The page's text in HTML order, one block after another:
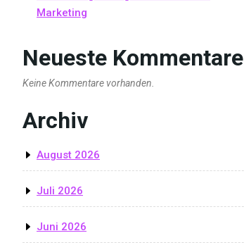
Marketing
Neueste Kommentare
Keine Kommentare vorhanden.
Archiv
August 2026
Juli 2026
Juni 2026